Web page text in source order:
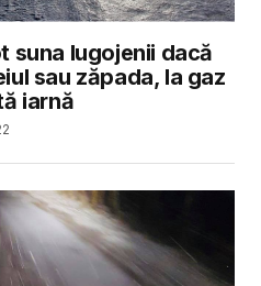
suna lugojenii dacă
sau zăpada, la gaz
iarnă